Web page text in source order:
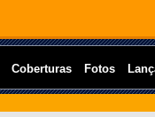
Coberturas Fotos